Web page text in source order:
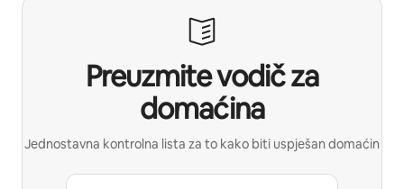
Preuzmite vodič za
domaćina
Jednostavna kontrolna lista za to kako biti uspješan domaćin